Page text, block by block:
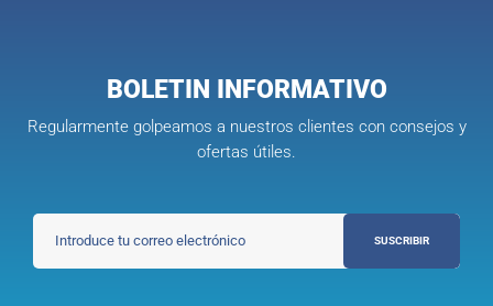
BOLETIN INFORMATIVO
Regularmente golpeamos a nuestros clientes con consejos y
ofertas útiles.
SUSCRIBIR